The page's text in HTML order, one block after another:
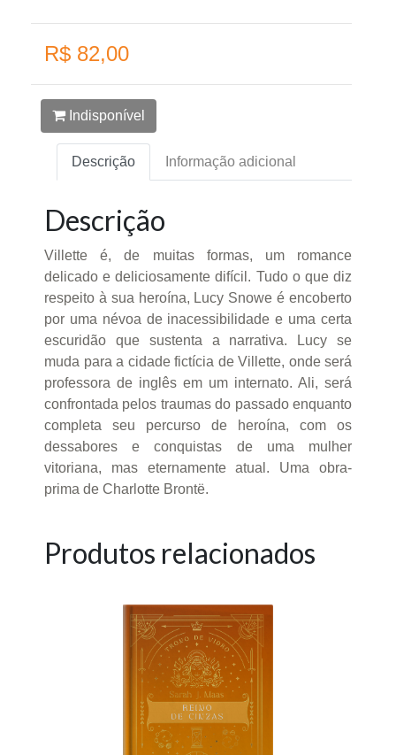
R$ 82,00
Indisponível
Descrição Informação adicional
Descrição
Villette é, de muitas formas, um romance
delicado e deliciosamente difícil. Tudo o que diz
respeito à sua heroína, Lucy Snowe é encoberto
por uma névoa de inacessibilidade e uma certa
escuridão que sustenta a narrativa. Lucy se
muda para a cidade fictícia de Villette, onde será
professora de inglês em um internato. Ali, será
confrontada pelos traumas do passado enquanto
completa seu percurso de heroína, com os
dessabores e conquistas de uma mulher
vitoriana, mas eternamente atual. Uma obra-
prima de Charlotte Brontë.
Produtos relacionados